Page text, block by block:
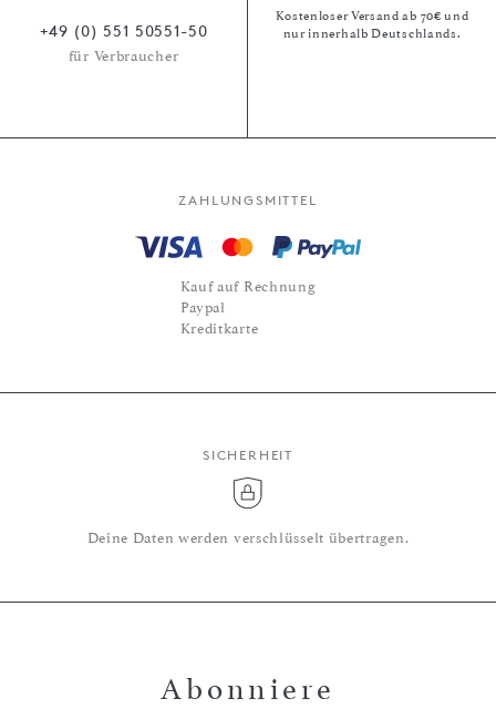
+49 (0) 551 50551-50
für Verbraucher
Kostenloser Versand ab 70€ und
nur innerhalb Deutschlands.
ZAHLUNGSMITTEL
Kauf auf Rechnung
Paypal
Kreditkarte
SICHERHEIT
Deine Daten werden verschlüsselt übertragen.
Abonniere